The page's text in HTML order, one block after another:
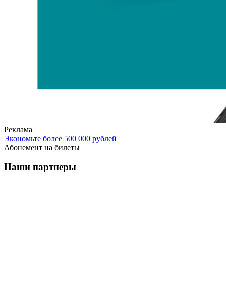
Реклама
Экономьте более 500 000 рублей
Абонемент на билеты
Наши партнеры